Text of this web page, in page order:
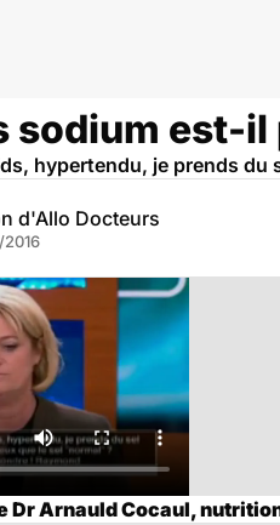
sodium est-
hypertendu, je prends
d'Allo Docteurs
Dr Arnauld Cocaul,